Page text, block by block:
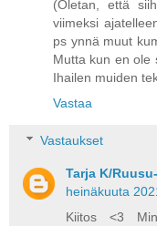
(Oletan, että
viimeksi
ps ynnä muut
Mutta kun en ole
Ihailen muiden
Vastaa
Vastaukset
Tarja K/
heinäkuuta
Kiitos <3